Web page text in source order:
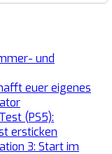
und
euer eigenes
(PS5):
ersticken
3: Start im